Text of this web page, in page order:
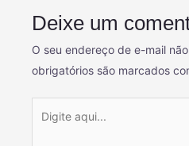
Deixe um
O seu endereço de e-mail
obrigatórios são marcados